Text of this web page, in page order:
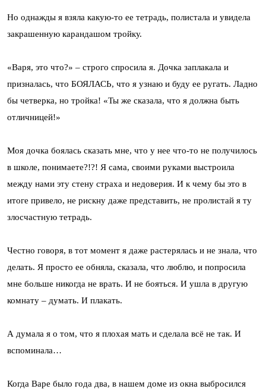
Но однажды я взяла какую-то ее тетрадь, полистала и увидела
закрашенную карандашом тройку.
«Варя, это что?» – строго спросила я. Дочка заплакала и
призналась, что БОЯЛАСЬ, что я узнаю и буду ее ругать. Ладно
бы четверка, но тройка! «Ты же сказала, что я должна быть
отличницей!»
Моя дочка боялась сказать мне, что у нее что-то не получилось
в школе, понимаете?!?! Я сама, своими руками выстроила
между нами эту стену страха и недоверия. И к чему бы это в
итоге привело, не рискну даже представить, не пролистай я ту
злосчастную тетрадь.
Честно говоря, в тот момент я даже растерялась и не знала, что
делать. Я просто ее обняла, сказала, что люблю, и попросила
мне больше никогда не врать. И не бояться. И ушла в другую
комнату – думать. И плакать.
А думала я о том, что я плохая мать и сделала всё не так. И
вспоминала…
Когда Варе было года два, в нашем доме из окна выбросился